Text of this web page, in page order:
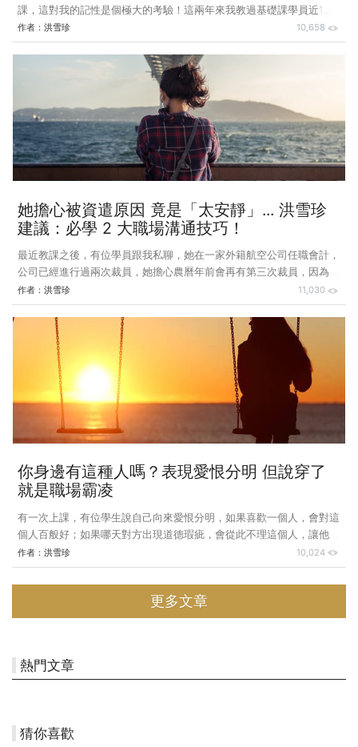
課，這對我的記性是個極大的考驗！這兩年來我教過基礎課學員近1萬
人，於是她拉下口罩，我依然茫然，最後她迸出一個關鍵字，我就記得
了！她說：「我上次告訴你，我從小的夢想是開飛機。」 夢想，不如
你所想 想要開飛機的人不多，想要開飛機的女生更少，我只遇見過她
一個，當然記得呀！我還記得當時她談起這個夢想時，兩眼發亮，全身
閃著一圈光暈，現在呢？過去一年她在大陸任職，不過不是開飛機，但
還滿勝任的，遺憾的是由於客戶遍布全球，必須24小時stand by，作
息大亂，嚴重影響健康，上個月辭了。今年疫情繼續延燒，眼見也無法
到國外學開
作者： 洪雪珍 10,658
她擔心被資遣原因 竟是「太安靜」... 洪雪珍
建議：必學 2 大職場溝通技巧！
最近教課之後，有位學員跟我私聊，她在一家外籍航空公司任職會計，
公司已經進行過兩次裁員，她擔心農曆年前會再有第三次裁員，因為眼
見新冠疫情一發不可收拾，這個冬天有多個國家鎖國或封城。公司有四
名會計，我說未必會裁到她，勸她不必太焦慮，她卻告訴我： 「這次
一定裁到我。」 我問她為什麼如此鐵口直斷，她的判斷標準是— 「我
是最安靜的。」 安靜，是婉轉不傷人的說法。說白了，她是獨來獨
往，埋首工作，自顧自的，沒在與人打交道，跟同事的互動少。其他同
事不一樣，平常除了相互問候，還會聊家常，甚至團購，總是笑鬧成一
團。其中一位同事更進一步，主動找話題去跟主管攀談，上上下下都熟
得
作者： 洪雪珍 11,030
你身邊有這種人嗎？表現愛恨分明 但說穿了
就是職場霸凌
有一次上課，有位學生說自己向來愛恨分明，如果喜歡一個人，會對這
個人百般好；如果哪天對方出現道德瑕疵，會從此不理這個人，讓他下
地獄，永不超生｡當然，這是誇張的用語，不過會說到如此誇張，也足
以說明他的確愛恨分明｡聽了之後，我提醒對方： ｢你要不要確定一
下，你是愛恨分明，還是職場霸凌？｣ 當場大家楞住了說：｢老師你會
不會言重了？｣依照我上班多年，長期觀察職場百態，一點都不言重，
還說到點上了！有些自認為愛恨分明的人，不知不覺對別人進行霸凌，
作者： 洪雪珍 10,024
更多文章
熱門文章
猜你喜歡